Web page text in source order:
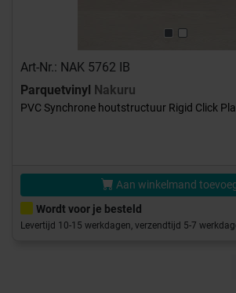
Art-Nr.: NAK 5762 IB
Parquetvinyl Nakuru
PVC Synchrone houtstructuur Rigid Click
Aan winkelmand
Wordt voor je besteld
Levertijd 10-15 werkdagen, verzendtijd 5-7